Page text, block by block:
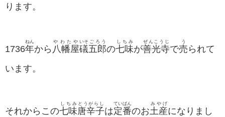
ります。
1736年
ねん
から 八幡屋
やわたや
礒
いそ
五郎
ごろう
の七味
しちみ
が善光寺
ぜんこうじ
で売
う
られて
います。
それからこの七味
しちみ
唐辛子
とうがらし
は定番
ていばん
のお土産
みやげ
になりまし